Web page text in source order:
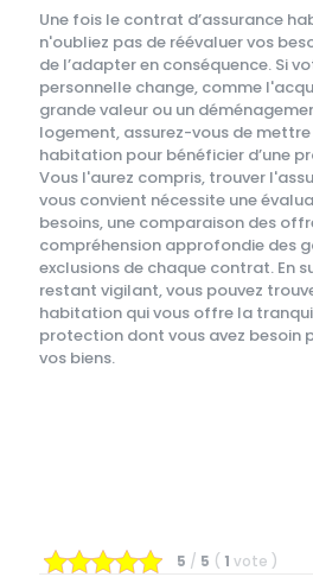
Une fois le contrat d’assurance
n'oubliez pas de réévaluer vos
de l’adapter en conséquence. Si
personnelle change, comme
grande valeur ou un
logement, assurez-vous de
habitation pour bénéficier d’une
Vous l'aurez compris, trouver
vous convient nécessite une
besoins, une comparaison des
compréhension approfondie des
exclusions de chaque contrat. En
restant vigilant, vous pouvez
habitation qui vous offre la
protection dont vous avez besoin
vos biens.
5 / 5 ( 1 vote )